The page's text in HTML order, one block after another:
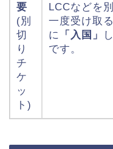
要
(別
切
り
チ
ケ
ッ
ト)
LCCなどを
一度受け取
に
「入国」
です。